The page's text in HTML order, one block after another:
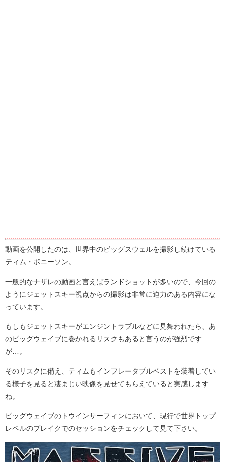
動画を公開したのは、世界中のビッグスウェルを撮影し続けている
ティム・ボニーソン。
一般的なナザレの動画と言えばランドショットが多いので、今回の
ようにジェットスキー視点からの撮影は非常に迫力のある内容にな
っています。
もしもジェットスキーがエンジントラブルなどに見舞われたら、あ
のビッグウェイブに巻かれるリスクもあると言うのが強烈です
が…。
そのリスクに備え、ティムもインフレータブルベストを装着してい
る様子を見ると凄まじい映像を見せてもらえていると実感します
ね。
ビッグウェイブのトウインサーフィンにおいて、現行で世界トップ
レベルのブレイクでのセッションをチェックして見て下さい。